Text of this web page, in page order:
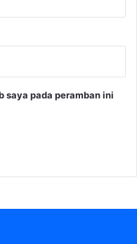
saya pada peramban ini